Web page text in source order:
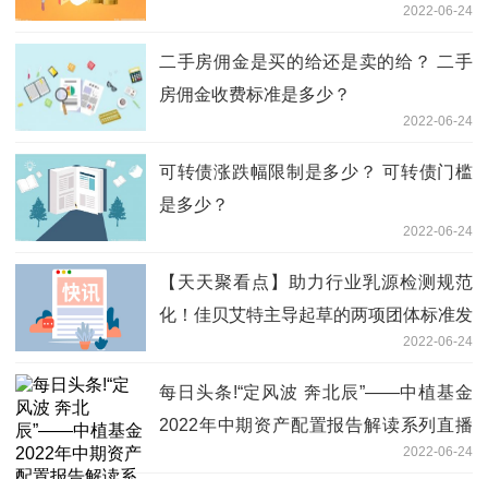
2022-06-24
二手房佣金是买的给还是卖的给？ 二手
房佣金收费标准是多少？
2022-06-24
可转债涨跌幅限制是多少？ 可转债门槛
是多少？
2022-06-24
【天天聚看点】助力行业乳源检测规范
化！佳贝艾特主导起草的两项团体标准发
2022-06-24
每日头条!“定风波 奔北辰”——中植基金
2022年中期资产配置报告解读系列直播
2022-06-24